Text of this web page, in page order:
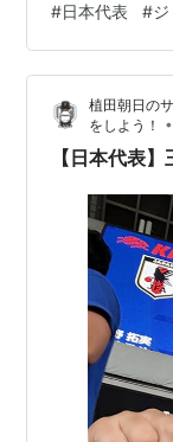
朝日監督作品)
から28年 1997
られない日”が
ち取ったあの
だ。 舞台はマ
#日本代表 #
植田朝日の
をしよう！
•
【日本代表